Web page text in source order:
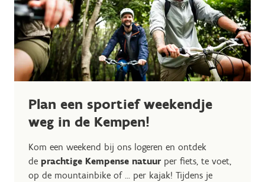
Plan een sportief weekendje
weg in de Kempen!
Kom een weekend bij ons logeren en ontdek
de prachtige Kempense natuurper fiets, te voet,
op de mountainbike of ... per kajak! Tijdens je